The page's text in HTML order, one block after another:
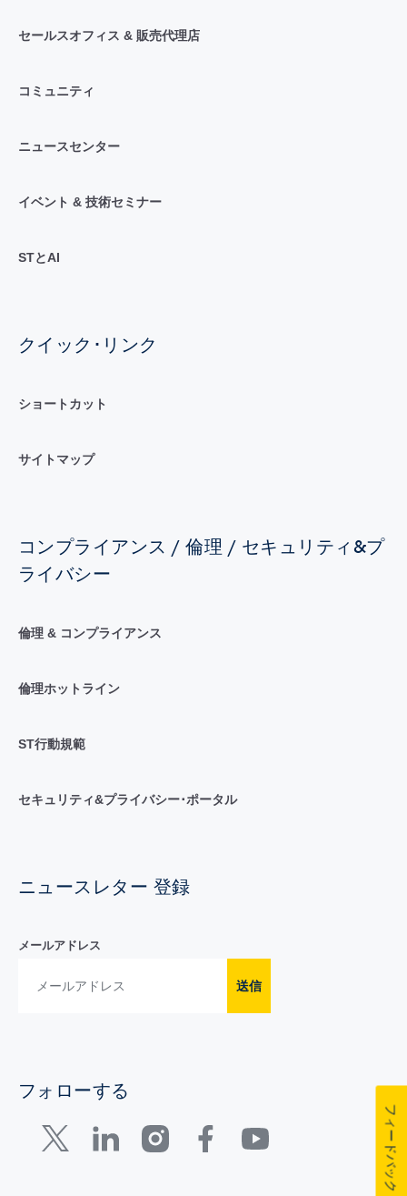
セールスオフィス & 販売代理店
コミュニティ
ニュースセンター
イベント & 技術セミナー
STとAI
クイック･リンク
ショートカット
サイトマップ
コンプライアンス / 倫理 / セキュリティ&プ
ライバシー
倫理 & コンプライアンス
倫理ホットライン
ST行動規範
セキュリティ&プライバシー･ポータル
ニュースレター 登録
メールアドレス
送信
フォローする
フィードバック